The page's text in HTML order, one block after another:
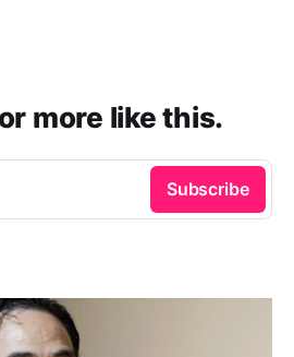
more like this.
Subscribe